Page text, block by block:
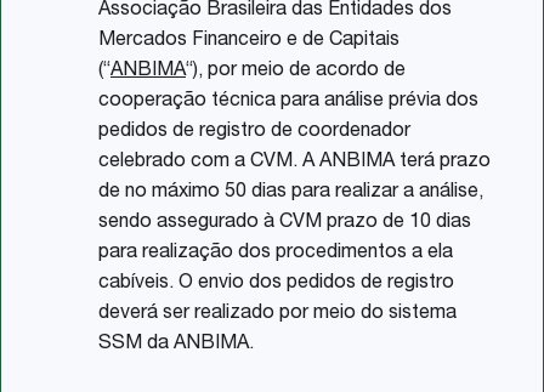
Associação Brasileira das Entidades dos
Mercados Financeiro e de Capitais
(“ANBIMA“), por meio de acordo de
cooperação técnica para análise prévia dos
pedidos de registro de coordenador
celebrado com a CVM. A ANBIMA terá prazo
de no máximo 50 dias para realizar a análise,
sendo assegurado à CVM prazo de 10 dias
para realização dos procedimentos a ela
cabíveis. O envio dos pedidos de registro
deverá ser realizado por meio do sistema
SSM da ANBIMA.